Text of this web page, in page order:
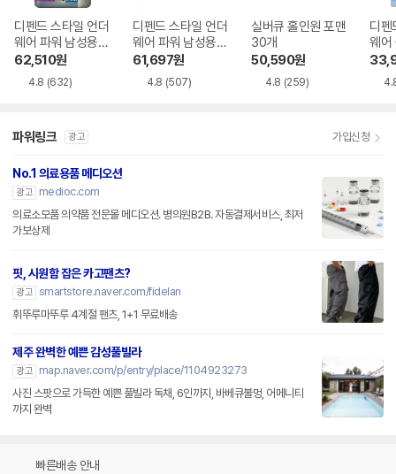
디펜드 스타일 언더
웨어 파워 남성용
중형 9개
62,510원
4.8 (632)
디펜드 스타일 언더
웨어 파워 남성용
중형 18개
61,697원
4.8 (507)
실버큐 홀인원 포맨
30개
50,590원
4.8 (259)
디펜
웨어
대형
파워링크 광고 가입신청
No.1 의료용품 메디오션
광고
medioc.com
의료소모품 의약품 전문몰 메디오션. 병의원B2B. 자동결제서비스, 최저
가보상제
핏, 시원함 잡은 카고팬츠?
광고 smartstore.naver.com/fidelan
휘뚜루마뚜루 4계절 팬츠, 1+1 무료배송
제주 완벽한 예쁜 감성풀빌라
광고
map.naver.com/p/entry/place/1104923273
사진 스팟으로 가득한 예쁜 풀빌라 독채, 6인까지, 바베큐불멍, 어메니티
까지 완벽
빠른배송 안내